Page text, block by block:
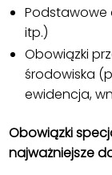
Podstawowe
itp.)
Obowiązki
środowiska
ewidencja,
Obowiązki
najważniejsze